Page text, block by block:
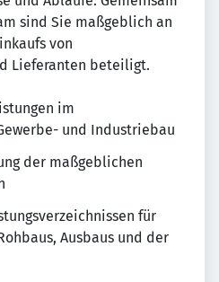
sind Sie maßgeblich an
von
Lieferanten beteiligt.
im
und Industriebau
der maßgeblichen
für
Ausbaus und der